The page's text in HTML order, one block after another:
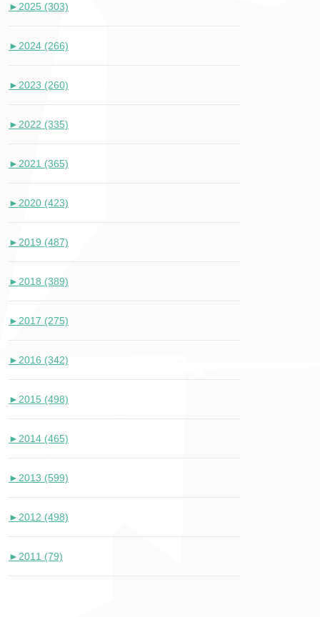
► 2025 (303)
► 2024 (266)
► 2023 (260)
► 2022 (335)
► 2021 (365)
► 2020 (423)
► 2019 (487)
► 2018 (389)
► 2017 (275)
► 2016 (342)
► 2015 (498)
► 2014 (465)
► 2013 (599)
► 2012 (498)
► 2011 (79)